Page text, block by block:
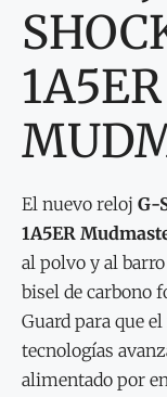
1A5ER
El nuevo reloj G-
1A5ER
al polvo y al
bisel de carbono
Guard para que
tecnologías
alimentado por